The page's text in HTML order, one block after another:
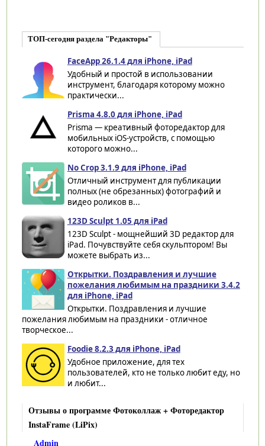
ТОП-сегодня раздела "Редакторы"
FaceApp 26.1.4 для iPhone, iPad
Удобный и простой в использовании
инструмент, благодаря которому можно
практически...
Prisma 4.8.0 для iPhone, iPad
Prisma — креативный фоторедактор для
мобильных iOS-устройств, с помощью
которого можно...
No Crop 3.1.9 для iPhone, iPad
Отличный инструмент для публикации
полных (не обрезанных) фотографий и
видео роликов в...
123D Sculpt 1.05 для iPad
123D Sculpt - мощнейший 3D редактор для
iPad. Почувствуйте себя скульптором! Вы
можете выбрать из...
Открытки. Поздравления и лучшие
пожелания любимым на праздники 3.4.2
для iPhone, iPad
Открытки. Поздравления и лучшие
пожелания любимым на праздники - отличное
творческое...
Foodie 8.2.3 для iPhone, iPad
Удобное приложение, для тех
пользователей, кто не только любит еду, но
и любит...
Отзывы о программе Фотоколлаж + Фоторедактор
InstaFrame (LiPix)
Admin